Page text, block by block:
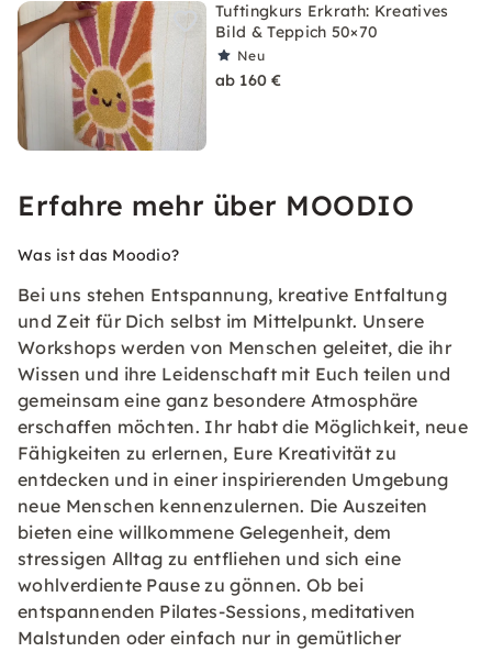
Tuftingkurs Erkrath: Kreatives
Bild & Teppich 50×70
Neu
ab 160 €
Erfahre mehr über MOODIO
Was ist das Moodio?
Bei uns stehen Entspannung, kreative Entfaltung
und Zeit für Dich selbst im Mittelpunkt. Unsere
Workshops werden von Menschen geleitet, die ihr
Wissen und ihre Leidenschaft mit Euch teilen und
gemeinsam eine ganz besondere Atmosphäre
erschaffen möchten. Ihr habt die Möglichkeit, neue
Fähigkeiten zu erlernen, Eure Kreativität zu
entdecken und in einer inspirierenden Umgebung
neue Menschen kennenzulernen. Die Auszeiten
bieten eine willkommene Gelegenheit, dem
stressigen Alltag zu entfliehen und sich eine
wohlverdiente Pause zu gönnen. Ob bei
entspannenden Pilates-Sessions, meditativen
Malstunden oder einfach nur in gemütlicher